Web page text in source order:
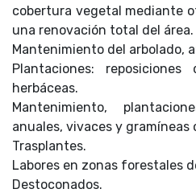
cobertura vegetal mediante
una renovación total del área.
Mantenimiento del arbolado,
Plantaciones:
herbáceas.
Mantenimiento,
anuales, vivaces y gramíneas
Trasplantes.
Labores en zonas forestales
Destoconados.